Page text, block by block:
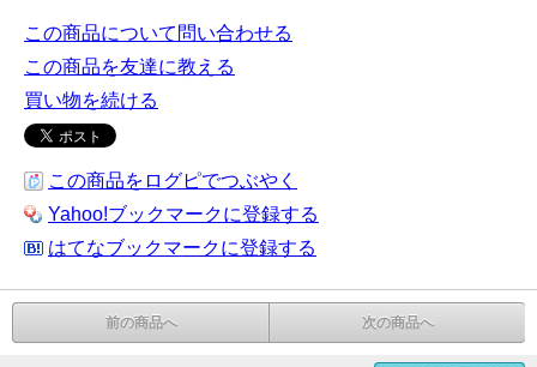
この商品について問い合わせる
この商品を友達に教える
買い物を続ける
この商品をログピでつぶやく
Yahoo!ブックマークに登録する
はてなブックマークに登録する
前の商品へ 次の商品へ